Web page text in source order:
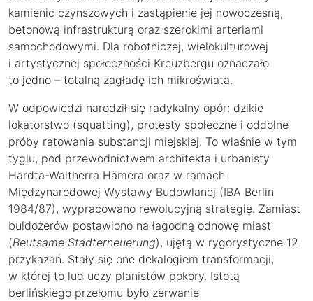
kamienic czynszowych i zastąpienie jej nowoczesną,
betonową infrastrukturą oraz szerokimi arteriami
samochodowymi. Dla robotniczej, wielokulturowej
i artystycznej społeczności Kreuzbergu oznaczało
to jedno – totalną zagładę ich mikroświata.
W odpowiedzi narodził się radykalny opór: dzikie
lokatorstwo (squatting), protesty społeczne i oddolne
próby ratowania substancji miejskiej. To właśnie w tym
tyglu, pod przewodnictwem architekta i urbanisty
Hardta-Waltherra Hämera oraz w ramach
Międzynarodowej Wystawy Budowlanej (IBA Berlin
1984/87), wypracowano rewolucyjną strategię. Zamiast
buldożerów postawiono na łagodną odnowę miast
(Beutsame Stadterneuerung), ujętą w rygorystyczne 12
przykazań. Stały się one dekalogiem transformacji,
w której to lud uczy planistów pokory. Istotą
berlińskiego przełomu było zerwanie